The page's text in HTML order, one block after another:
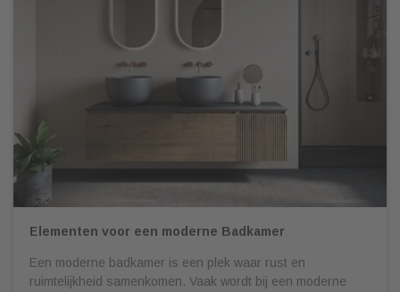
Elementen voor een moderne Badkamer
Een moderne badkamer is een plek waar rust en
ruimtelijkheid samenkomen. Vaak wordt bij een moderne